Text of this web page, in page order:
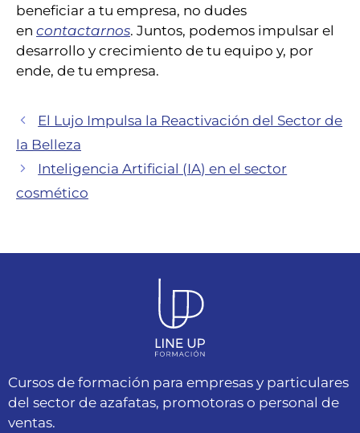
beneficiar a tu empresa, no dudes
en contactarnos. Juntos, podemos impulsar el
desarrollo y crecimiento de tu equipo y, por
ende, de tu empresa.
El Lujo Impulsa la Reactivación del Sector de
la Belleza
Inteligencia Artificial (IA) en el sector
cosmético
Cursos de formación para empresas y particulares
del sector de azafatas, promotoras o personal de
ventas.